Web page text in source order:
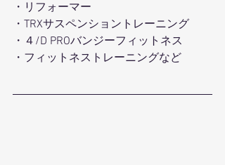
・リフォーマー
・TRXサスペンショントレーニング
・４/D PROバンジーフィットネス
・フィットネストレーニングなど